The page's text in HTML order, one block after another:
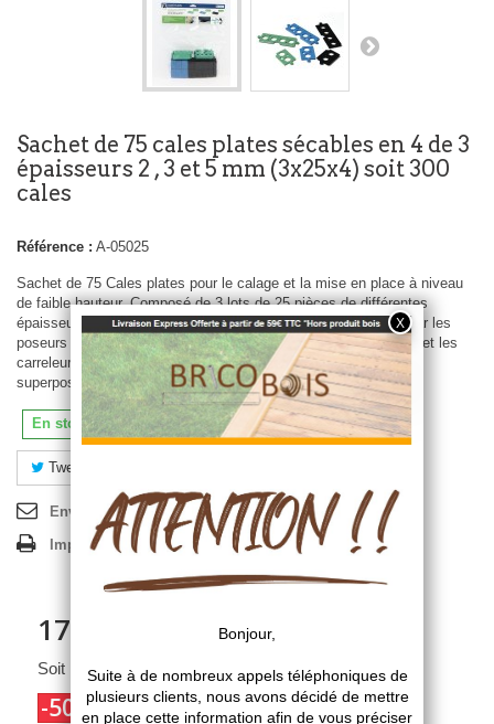
Sachet de 75 cales plates sécables en 4 de 3
épaisseurs 2 , 3 et 5 mm (3x25x4) soit 300
cales
Référence : A-05025
Sachet de 75 Cales plates pour le calage et la mise en place à niveau
de faible hauteur. Composé de 3 lots de 25 pièces de différentes
épaisseurs : 2mm , 3mm et 5mm. Elles peuvent être utilisés par les
poseurs de terrasse, mais aussi par les vitriers, les menuisiers et les
carreleurs. Sécables, vous pouvez augmenter les hauteurs en
superposant les parties. Prix au lot de 75 pièces.
En stock
Tweet
Envoyer à un ami
Imprimer
17,43 €
Soit 14,52 € HT
-50% 34,85 €TTC